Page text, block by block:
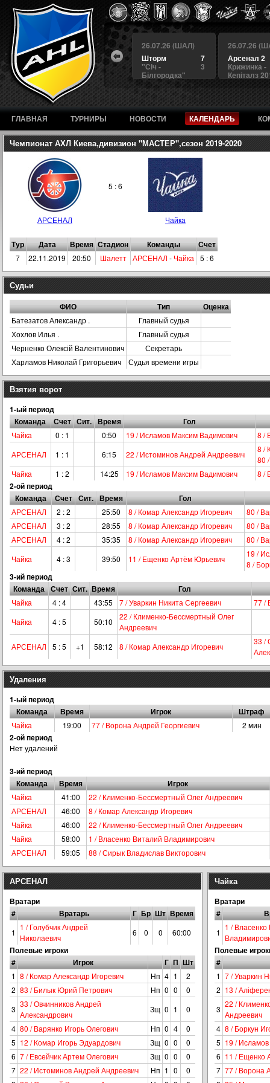
4
4
26.07.26 (ШАЛ)
3
БЕРКУТ
1
Альянс
26.07.26 (ШАЛ)
7
Шторм
3
"Сiч -
Білгородка"
26.07.26
Арсенал 2
Крижинка -
Кепіталз
ГЛАВНАЯ ТУРНИРЫ НОВОСТИ КАЛЕНДАРЬ
Чемпионат АХЛ Киева,дивизион "МАСТЕР",сезон 2019-2020
5 : 6
АРСЕНАЛ Чайка
Тур Дата Время Стадион Команды Счет
7 22.11.2019 20:50 Шалетт АРСЕНАЛ - Чайка 5 : 6
Судьи
ФИО Тип Оценка
Батезатов Александр .
Главный судья
Хохлов Илья .
Главный судья
Черненко Олексій Валентинович
Секретарь
Харламов Николай Григорьевич
Судья времени игры
Взятия ворот
1-ый период
Команда
Счет Сит. Время Гол
Чайка 0 : 1 0:50 19 / Исламов Максим Вадимович
8 /
АРСЕНАЛ
1 : 1 6:15 22 / Истоминов Андрей Андреевич
8 /
80
Чайка
1 : 2 14:25 19 / Исламов Максим Вадимович 8 /
2-ой период
Команда
Счет Сит. Время Гол
АРСЕНАЛ 2 : 2 25:50 8 / Комар Александр Игоревич
80 /
АРСЕНАЛ
3 : 2 28:55 8 / Комар Александр Игоревич
80 /
АРСЕНАЛ
4 : 2 35:35 8 / Комар Александр Игоревич
80 /
Чайка
4 : 3 39:50 11 / Ещенко Артём Юрьевич
19 /
8 /
3-ий период
Команда Счет Сит. Время Гол
Чайка 4 : 4 43:55 7 / Уваркин Никита Сергеевич
77 /
Чайка
4 : 5 50:10
22 / Клименко-Бессмертный Олег
Андреевич
АРСЕНАЛ
5 : 5 +1 58:12 8 / Комар Александр Игоревич
33 /
Удаления
1-ый период
Команда
Время Игрок Штраф
Чайка 19:00 77 / Ворона Андрей Георгиевич 2 мин
2-ой период
Нет удалений
3-ий период
Команда
Время Игрок
Чайка 41:00
22 / Клименко-Бессмертный Олег Андреевич
АРСЕНАЛ
46:00
8 / Комар Александр Игоревич
Чайка
46:00
22 / Клименко-Бессмертный Олег Андреевич
Чайка
58:00
1 / Власенко Виталий Владимирович
АРСЕНАЛ
59:05 88 / Сирык Владислав Викторович
АРСЕНАЛ
Вратари
#
Вратарь Г Бр Шт Время
1
1 / Голубчик Андрей
Николаевич
6 0 0 60:00
Полевые игроки
#
Игрок Г П Шт
1 8 / Комар Александр Игоревич Нп 4 1
2
2 83 / Билык Юрий Петрович Нп 0 0
0
3
33 / Овчинников Андрей
Александрович
Зщ 0 1
0
4 80 / Варянко Игорь Олегович Нп 0 4
0
5 12 / Комар Игорь Эдуардович Зщ 0 0
0
6 7 / Евсейчик Артем Олегович Зщ 0 0
0
7 22 / Истоминов Андрей Андреевич Нп 1 0
0
Чайка
Вратари
#
1
1 /
Полевые
#
1 7 / Уваркин
2 13 /
3
22 /
Андреевич
4 8 / Боркун
5 19 /
6 11 / Ещенко
7 77 / Ворона